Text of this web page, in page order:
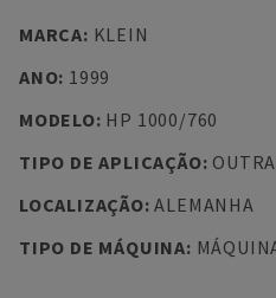
MARCA: KLEIN
ANO: 1999
MODELO: HP 1000/760
TIPO DE APLICAÇÃO:
LOCALIZAÇÃO:ALEMANHA
TIPO DE MÁQUINA: